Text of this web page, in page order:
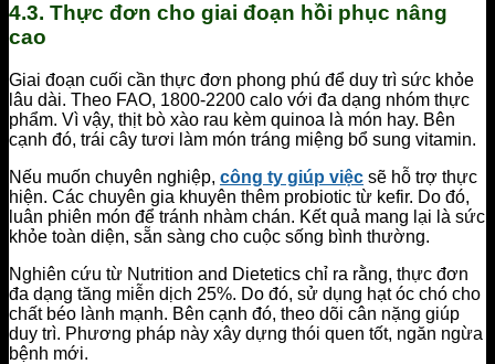
4.3. Thực đơn cho giai đoạn hồi phục nâng
cao
Giai đoạn cuối cần thực đơn phong phú để duy trì sức khỏe
lâu dài. Theo FAO, 1800-2200 calo với đa dạng nhóm thực
phẩm. Vì vậy, thịt bò xào rau kèm quinoa là món hay. Bên
cạnh đó, trái cây tươi làm món tráng miệng bổ sung vitamin.
Nếu muốn chuyên nghiệp, công ty giúp việc sẽ hỗ trợ thực
hiện. Các chuyên gia khuyên thêm probiotic từ kefir. Do đó,
luân phiên món để tránh nhàm chán. Kết quả mang lại là sức
khỏe toàn diện, sẵn sàng cho cuộc sống bình thường.
Nghiên cứu từ Nutrition and Dietetics chỉ ra rằng, thực đơn
đa dạng tăng miễn dịch 25%. Do đó, sử dụng hạt óc chó cho
chất béo lành mạnh. Bên cạnh đó, theo dõi cân nặng giúp
duy trì. Phương pháp này xây dựng thói quen tốt, ngăn ngừa
bệnh mới.